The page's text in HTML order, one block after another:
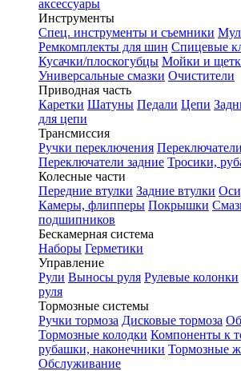
аксессуары
Инструменты
Спец. инструменты и съемники
Ремкомплекты для шин Спицевые
Кусачки/плоскогубцы Мойки и
Универсальные смазки Очистители
Приводная часть
Каретки Шатуны Педали Цепи
для цепи
Трансмиссия
Ручки переключения
Переключатели задние Тросики,
Колесные части
Передние втулки Задние втулки
Камеры, флипперы Покрышки
подшипников
Бескамерная система
Наборы Герметики
Управление
Рули Выносы руля Рулевые колонки
руля
Тормозные системы
Ручки тормоза Дисковые тормоза
Тормозные колодки Компоненты к
рубашки, наконечники Тормозные
Обслуживание